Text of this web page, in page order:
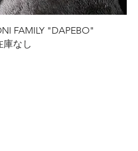
クイックビュー
FAMILY "DAPEBO"
庫なし